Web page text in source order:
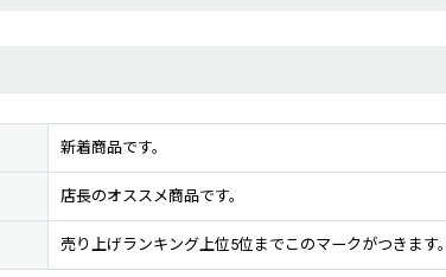
新着商品です。
店長のオススメ商品です。
売り上げランキング上位5位までこのマークがつきます。